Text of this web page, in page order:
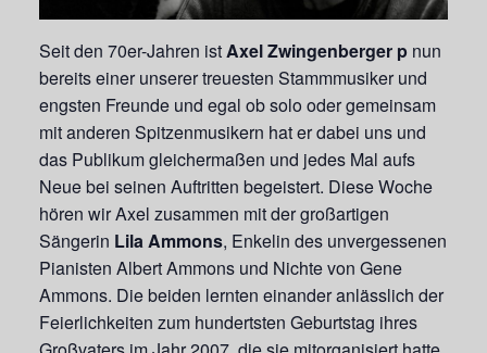
Seit den 70er-Jahren istAxel Zwingenberger p nun
bereits einer unserer treuesten Stammmusiker und
engsten Freunde und egal ob solo oder gemeinsam
mit anderen Spitzenmusikern hat er dabei uns und
das Publikum gleichermaßen und jedes Mal aufs
Neue bei seinen Auftritten begeistert. Diese Woche
hören wir Axel zusammen mit der großartigen
Sängerin Lila Ammons, Enkelin des unvergessenen
Pianisten Albert Ammons und Nichte von Gene
Ammons. Die beiden lernten einander anlässlich der
Feierlichkeiten zum hundertsten Geburtstag ihres